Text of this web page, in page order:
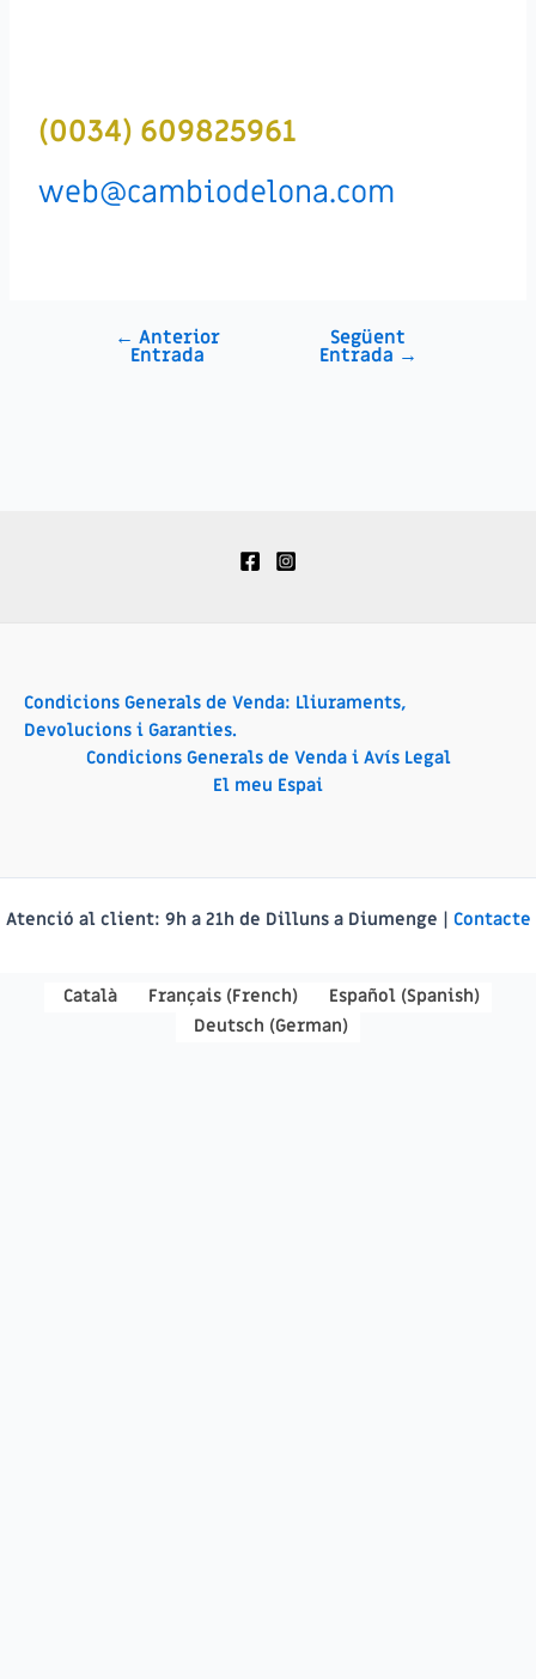
(0034) 609825961
web@cambiodelona.com
← Anterior
Entrada
Següent
Entrada →
Condicions Generals de Venda: Lliuraments,
Devolucions i Garanties.
Condicions Generals de Venda i Avís Legal
El meu Espai
Atenció al client: 9h a 21h de Dilluns a Diumenge | Contacte
Català Français(French) Español(Spanish)
Deutsch (German)